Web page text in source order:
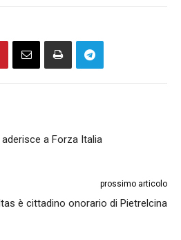
a Forza Italia
prossimo articolo
è cittadino onorario di Pietrelcina